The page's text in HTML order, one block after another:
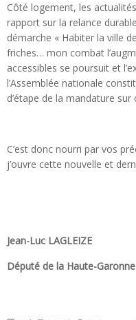
Côté logement, les
rapport sur la relance
démarche « Habiter la ville
friches… mon combat
accessibles se poursuit et
l’Assemblée nationale
d’étape de la mandature sur
C’est donc nourri par vos
j’ouvre cette nouvelle et
Jean-Luc LAGLEIZE
Député de la Haute-Garonne